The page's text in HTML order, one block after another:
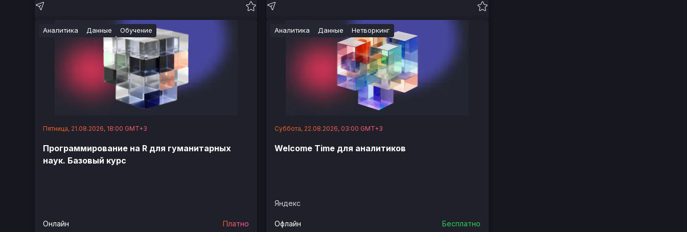
Аналитика Данные Обучение
Пятница, 21.08.2026, 18:00 GMT+3
Программирование на R для гуманитарных
наук. Базовый курс
Онлайн Платно
Аналитика Данные Нетворкинг
Суббота, 22.08.2026, 03:00 GMT+3
Welcome Time для аналитиков
Яндекс
Офлайн Бесплатно